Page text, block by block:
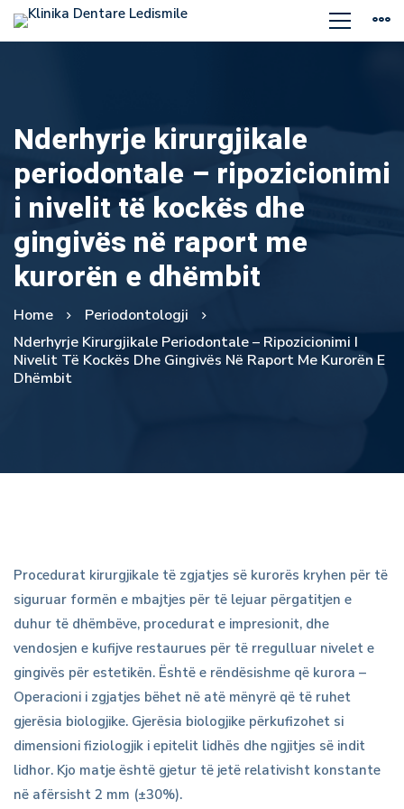
Nderhyrje kirurgjikale
periodontale – ripozicionimi
i nivelit të kockës dhe
gingivës në raport me
kurorën e dhëmbit
Home
Periodontologji
Nderhyrje Kirurgjikale Periodontale – Ripozicionimi I
Nivelit Të Kockës Dhe Gingivës Në Raport Me Kurorën E
Dhëmbit
Nderhyrje
kirurgjikale
periodontale
–
ripozicionimi
Procedurat kirurgjikale të zgjatjes së kurorës kryhen për të
siguruar formën e mbajtjes për të lejuar përgatitjen e
duhur të dhëmbëve, procedurat e impresionit, dhe
vendosjen e kufijve restaurues për të rregulluar nivelet e
gingivës për estetikën. Është e rëndësishme që kurora –
Operacioni i zgjatjes bëhet në atë mënyrë që të ruhet
gjerësia biologjike. Gjerësia biologjike përkufizohet si
dimensioni fiziologjik i epitelit lidhës dhe ngjitjes së indit
lidhor. Kjo matje është gjetur të jetë relativisht konstante
në afërsisht 2 mm (±30%).